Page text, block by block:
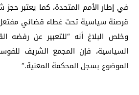
في إطار الأمم المتحدة، كما يعتبر
قرصنة سياسية تحت غطاء قضائي
وخلص البلاغ أنه “للتعبير عن رفضه
السياسية، فإن المجمع الشريف
الموضوع بسجل المحكمة المعنية“.